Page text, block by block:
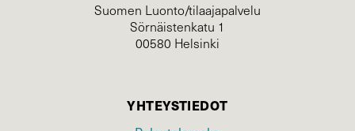
Suomen Luonto/tilaajapalvelu
Sörnäistenkatu 1
00580 Helsinki
YHTEYSTIEDOT